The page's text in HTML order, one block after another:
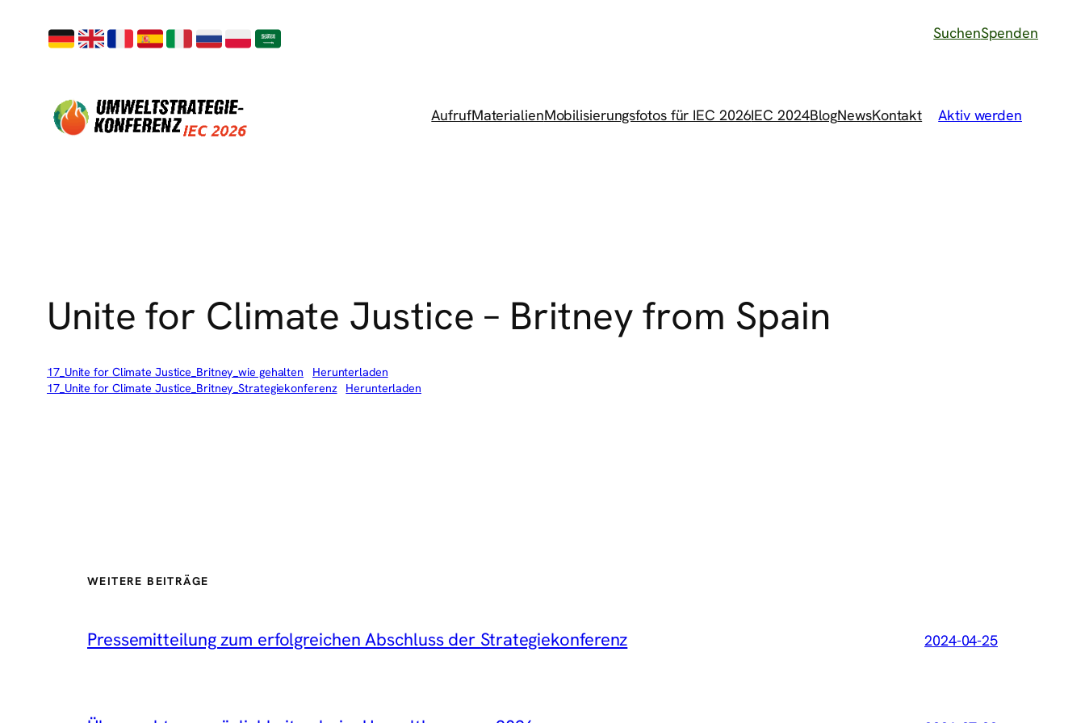
SuchenSpenden
AufrufMaterialienMobilisierungsfotos für IEC 2026IEC 2024BlogNewsKontakt Aktiv werden
Unite for Climate Justice – Britney from Spain
17_Unite for Climate Justice_Britney_wie gehalten
Herunterladen
17_Unite for Climate Justice_Britney_Strategiekonferenz
Herunterladen
WEITERE BEITRÄGE
Pressemitteilung zum erfolgreichen Abschluss der Strategiekonferenz 2024-04-25